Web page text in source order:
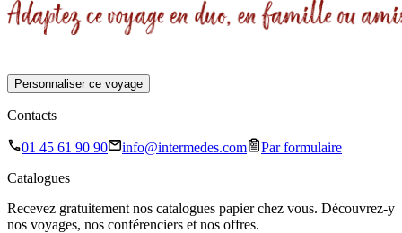
Personnaliser ce voyage
Contacts
01 45 61 90 90 info@intermedes.com
Par formulaire
Catalogues
Recevez gratuitement nos catalogues papier chez vous. Découvrez-y
nos voyages, nos conférenciers et nos offres.